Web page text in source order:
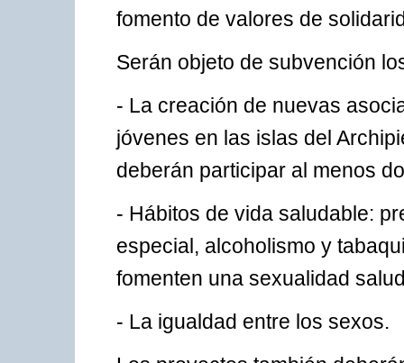
fomento de valores de
Serán objeto de subvención
- La creación de nuevas
jóvenes en las islas del
deberán participar al menos
- Hábitos de vida saludable:
especial, alcoholismo y
fomenten una sexualidad
- La igualdad entre los sexos.